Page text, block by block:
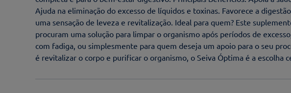
Ajuda na eliminação do excesso de líquidos e toxinas. Favorece a
uma sensação de leveza e revitalização. Ideal para quem? Este
procuram uma solução para limpar o organismo após períodos de
com fadiga, ou simplesmente para quem deseja um apoio para o seu
é revitalizar o corpo e purificar o organismo, o Seiva Óptima é a escolha